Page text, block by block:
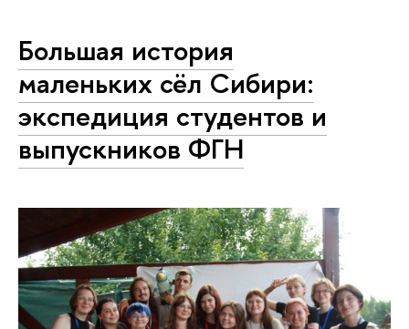
Большая история
маленьких сёл Сибири:
экспедиция студентов и
выпускников ФГН